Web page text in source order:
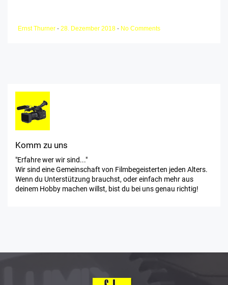
Ernst Thurner - 28. Dezember 2018 - No Comments
Komm zu uns
"Erfahre wer wir sind..."
Wir sind eine Gemeinschaft von Filmbegeisterten jeden Alters.
Wenn du Unterstützung brauchst, oder einfach mehr aus
deinem Hobby machen willst, bist du bei uns genau richtig!